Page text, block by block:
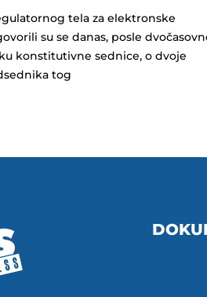
tela za elektronske
su se danas, posle
konstitutivne sednice, o dvoje
tog